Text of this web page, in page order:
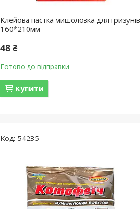
Клейова пастка мишоловка для гризунів
160*210мм
48 ₴
Готово до відправки
Купити
54235